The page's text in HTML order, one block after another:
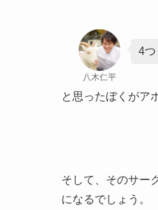
八木仁平
4つ
と思ったぼくがア
そして、そのサー
になるでしょう。